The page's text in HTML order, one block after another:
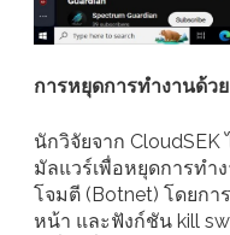
การหยุดการทำงานด้ว
นักวิจัยจาก CloudSEK
มัลแวร์เพื่อหยุดการทำ
โจมตี (Botnet) โดยกา
หน้า และฟังก์ชัน kill